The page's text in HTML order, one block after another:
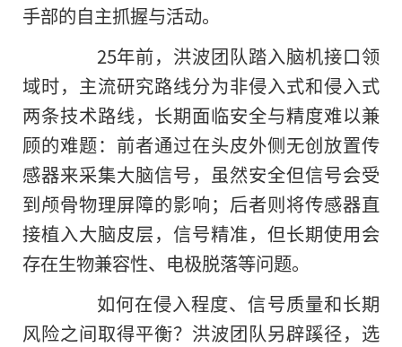
手部的自主抓握与活动。
25年前，洪波团队踏入脑机接口领
域时，主流研究路线分为非侵入式和侵入式
两条技术路线，长期面临安全与精度难以兼
顾的难题：前者通过在头皮外侧无创放置传
感器来采集大脑信号，虽然安全但信号会受
到颅骨物理屏障的影响；后者则将传感器直
接植入大脑皮层，信号精准，但长期使用会
存在生物兼容性、电极脱落等问题。
如何在侵入程度、信号质量和长期
风险之间取得平衡？洪波团队另辟蹊径，选